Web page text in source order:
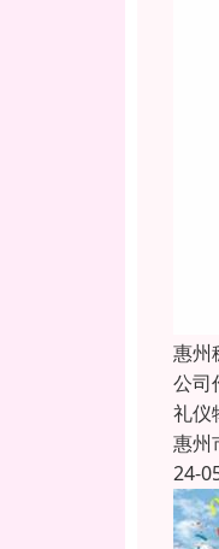
惠州
公司
礼仪
惠州
24-